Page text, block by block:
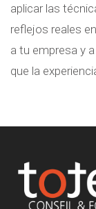
aplicar las
reflejos reales
a tu empresa y
que la